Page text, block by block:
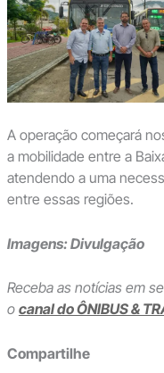
A operação começará
a mobilidade entre a
atendendo a uma
entre essas regiões.
Imagens: Divulgação
Receba as notícias em
o canal do ÔNIBUS &
Compartilhe